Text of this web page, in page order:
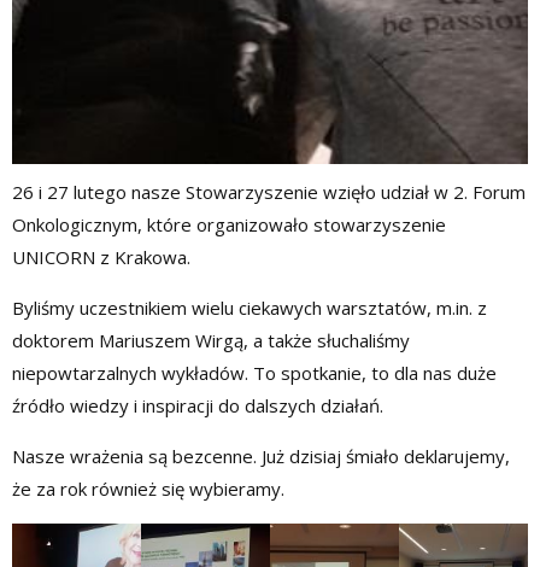
26 i 27 lutego nasze Stowarzyszenie wzięło udział w 2. Forum
Onkologicznym, które organizowało stowarzyszenie
UNICORN z Krakowa.
Byliśmy uczestnikiem wielu ciekawych warsztatów, m.in. z
doktorem Mariuszem Wirgą, a także słuchaliśmy
niepowtarzalnych wykładów. To spotkanie, to dla nas duże
źródło wiedzy i inspiracji do dalszych działań.
Nasze wrażenia są bezcenne. Już dzisiaj śmiało deklarujemy,
że za rok również się wybieramy.